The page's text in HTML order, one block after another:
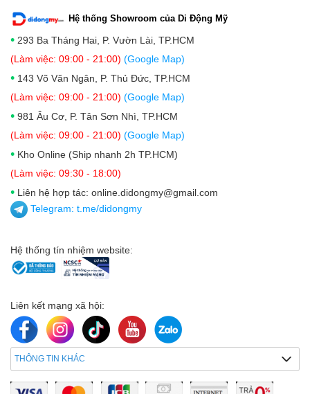
Hệ thống Showroom của Di Động Mỹ
• 293 Ba Tháng Hai, P. Vườn Lài, TP.HCM
(Làm việc: 09:00 - 21:00) (Google Map)
• 143 Võ Văn Ngân, P. Thủ Đức, TP.HCM
(Làm việc: 09:00 - 21:00) (Google Map)
• 981 Âu Cơ, P. Tân Sơn Nhì, TP.HCM
(Làm việc: 09:00 - 21:00) (Google Map)
• Kho Online (Ship nhanh 2h TP.HCM)
(Làm việc: 09:30 - 18:00)
• Liên hệ hợp tác: online.didongmy@gmail.com
Telegram: t.me/didongmy
Hệ thống tín nhiệm website:
Liên kết mạng xã hội:
THÔNG TIN KHÁC